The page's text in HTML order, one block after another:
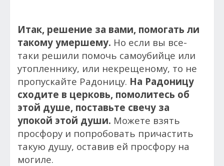
Итак, решение за вами, помогать ли
такому умершему. Но если вы все-
таки решили помочь самоубийце или
утопленнику, или некрещеному, то не
пропускайте Радоницу. На Радоницу
сходите в церковь, помолитесь об
этой душе, поставьте свечу за
упокой этой души. Можете взять
просфору и попробовать причастить
такую душу, оставив ей просфору на
могиле.